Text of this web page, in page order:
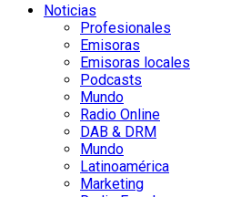
Noticias
Profesionales
Emisoras
Emisoras locales
Podcasts
Mundo
Radio Online
DAB & DRM
Mundo
Latinoamérica
Marketing